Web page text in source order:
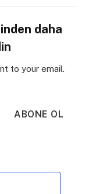
daha
to your email.
ABONE OL